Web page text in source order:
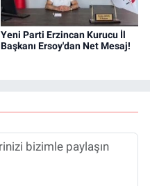
Yeni Parti Erzincan Kurucu İl
Başkanı Ersoy'dan Net Mesaj!